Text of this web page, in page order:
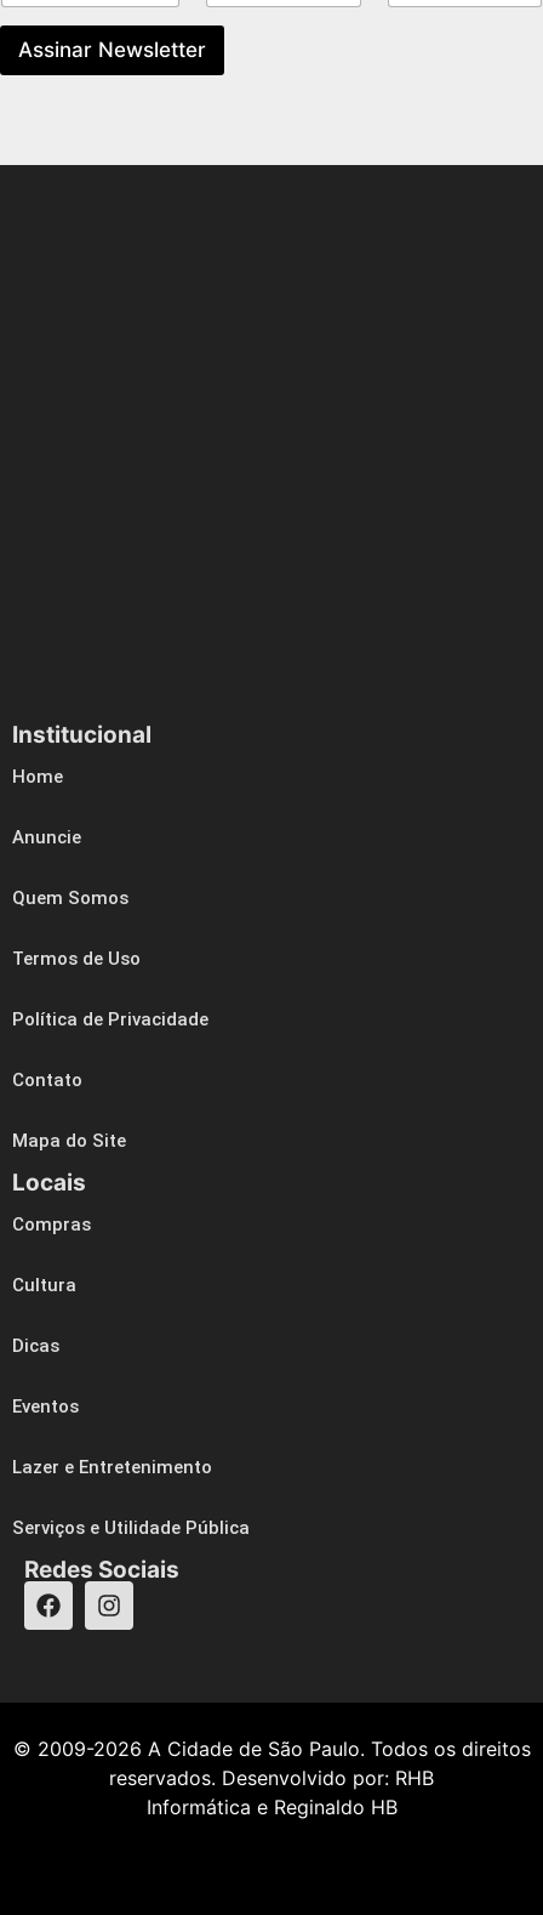
Assinar Newsletter
Institucional
Home
Anuncie
Quem Somos
Termos de Uso
Política de Privacidade
Contato
Mapa do Site
Locais
Compras
Cultura
Dicas
Eventos
Lazer e Entretenimento
Serviços e Utilidade Pública
Redes Sociais
© 2009-2026 A Cidade de São Paulo. Todos os direitos
reservados. Desenvolvido por: RHB
Informática e Reginaldo HB